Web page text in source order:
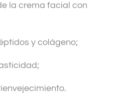
la crema facial con
y colágeno;